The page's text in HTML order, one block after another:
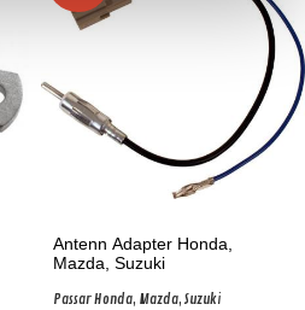
Antenn Adapter Honda,
Mazda, Suzuki
Passar Honda, Mazda, Suzuki